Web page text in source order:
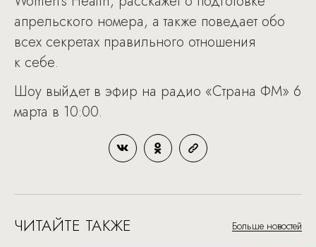
апрельского номера, а также поведает обо
всех секретах правильного отношения
к себе.
Шоу выйдет в эфир на радио «Страна ФМ» 6
марта в 10:00.
ЧИТАЙТЕ ТАКЖЕ Больше новостей